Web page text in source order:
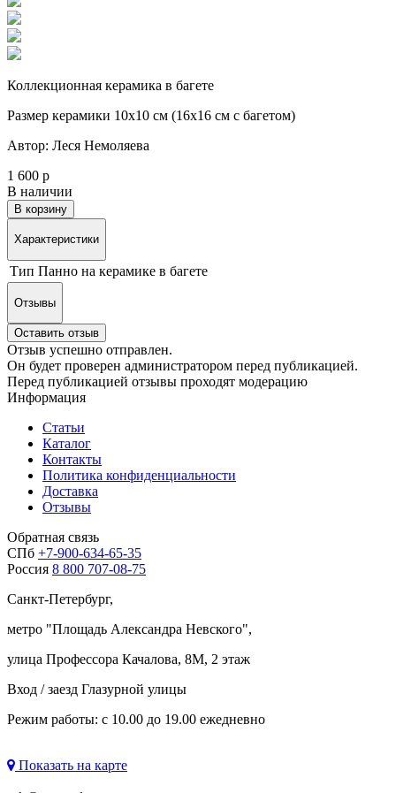
Коллекционная керамика в багете
Размер керамики 10х10 см (16х16 см с багетом)
Автор: Леся Немоляева
1 600 р
В наличии
В корзину
Характеристики
Тип Панно на керамике в багете
Отзывы
Оставить отзыв
Отзыв успешно отправлен.
Он будет проверен администратором перед публикацией.
Перед публикацией отзывы проходят модерацию
Информация
Статьи
Каталог
Контакты
Политика конфиденциальности
Доставка
Отзывы
Обратная связь
СПб +7-900-634-65-35
Россия 8 800 707-08-75
Санкт-Петербург,
метро "Площадь Александра Невского",
улица Профессора Качалова, 8М, 2 этаж
Вход / заезд Глазурной улицы
Режим работы: с 10.00 до 19.00 ежедневно
Показать на карте